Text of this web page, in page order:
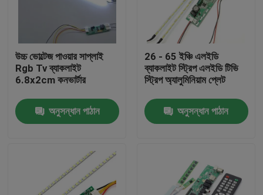
আমাদের সম্পর্কে
উচ্চ ভোল্টেজ পাওয়ার সাপ্লাই
Rgb Tv ব্যাকলাইট
6.8x2cm কনভার্টার
অনুসন্ধান পাঠান
26 - 65 ইঞ্চি এলইডি
ব্যাকলাইট স্ট্রিপ এলইডি টিভি
স্ট্রিপ অ্যালুমিনিয়াম প্লেট
অনুসন্ধান পাঠান